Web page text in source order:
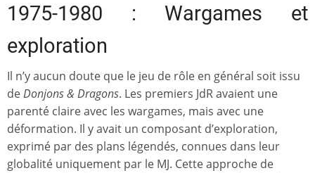
1975-1980 : Wargames et
exploration
Il n’y aucun doute que le jeu de rôle en général soit issu
deDonjons & Dragons. Les premiers JdR avaient une
parenté claire avec les wargames, mais avec une
déformation. Il y avait un composant d’exploration,
exprimé par des plans légendés, connues dans leur
globalité uniquement par le MJ. Cette approche de